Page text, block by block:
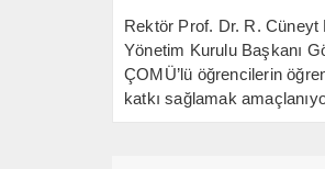
Rektör Prof. Dr. R. Cüneyt
Yönetim Kurulu Başkanı
ÇOMÜ’lü öğrencilerin
katkı sağlamak